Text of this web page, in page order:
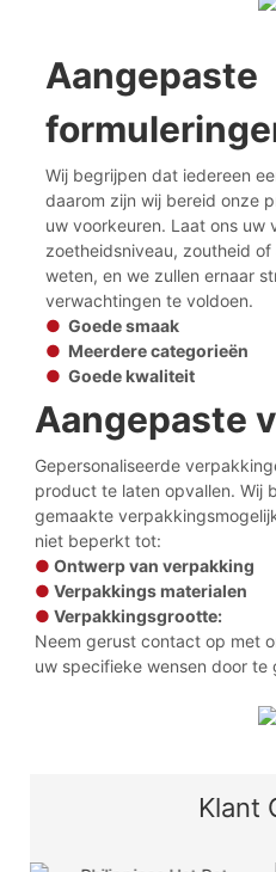
Aangepaste
Wij begrijpen dat iedereen
daarom zijn wij bereid onze
uw voorkeuren. Laat ons uw
zoetheidsniveau, zoutheid
weten, en we zullen ernaar
verwachtingen te voldoen.
● Goede smaak
● Meerdere categorieën
● Goede kwaliteit
Aangepaste
Gepersonaliseerde
product te laten opvallen. Wij
gemaakte
niet beperkt tot:
●Ontwerp van verpakking
●Verpakkings materialen
●Verpakkingsgrootte:
Neem gerust contact op met
uw specifieke wensen door te
Klant